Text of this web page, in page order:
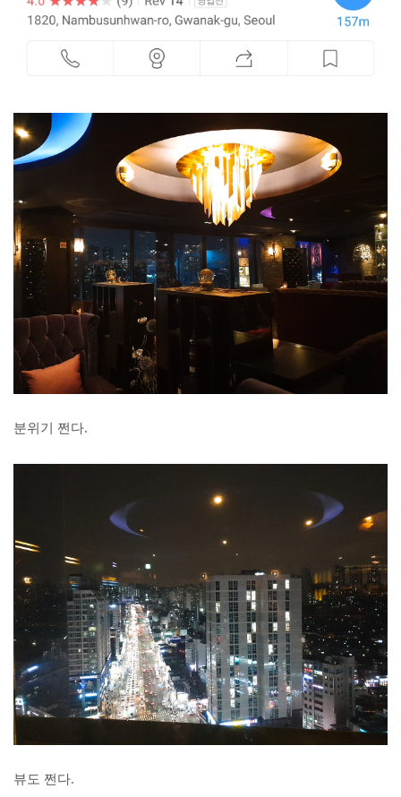
분위기 쩐다.
뷰도 쩐다.